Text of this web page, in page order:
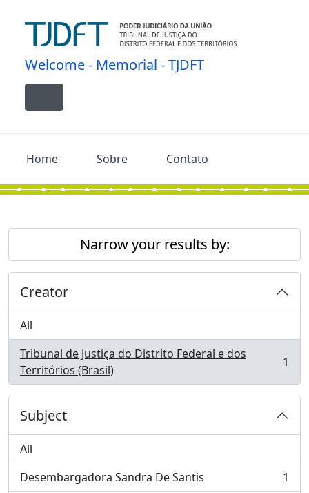
Welcome - Memorial - TJDFT
Toggle navigation
Home Sobre Contato
Narrow your results by:
Creator
All
Tribunal de Justiça do Distrito Federal e dos
Territórios (Brasil)
, 1 results 1
Subject
All
Desembargadora Sandra De Santis
, 1 results
1